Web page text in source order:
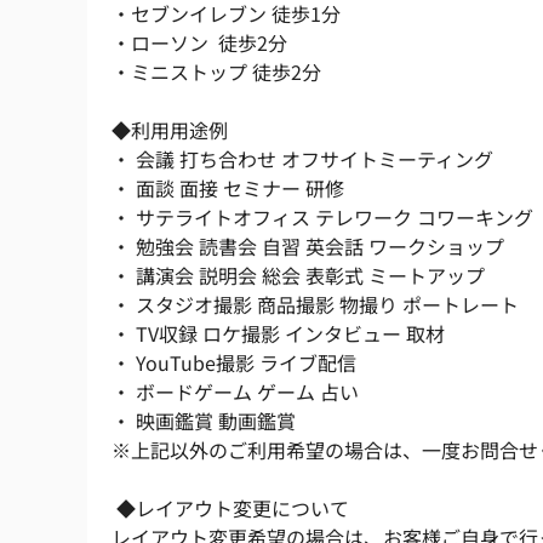
・セブンイレブン 徒歩1分
・ローソン  徒歩2分
・ミニストップ 徒歩2分
◆利用用途例
・ 会議 打ち合わせ オフサイトミーティング
・ 面談 面接 セミナー 研修
・ サテライトオフィス テレワーク コワーキング
・ 勉強会 読書会 自習 英会話 ワークショップ
・ 講演会 説明会 総会 表彰式 ミートアップ
・ スタジオ撮影 商品撮影 物撮り ポートレート
・ TV収録 ロケ撮影 インタビュー 取材
・ YouTube撮影 ライブ配信
・ ボードゲーム ゲーム 占い
・ 映画鑑賞 動画鑑賞
※上記以外のご利用希望の場合は、一度お問合せ
◆レイアウト変更について
レイアウト変更希望の場合は、お客様ご自身で行